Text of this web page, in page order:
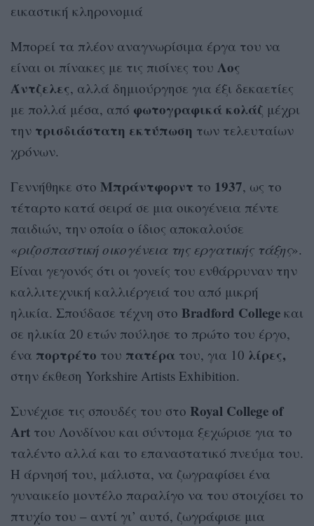
εικαστική κληρονομιά
Μπορεί τα πλέον αναγνωρίσιμα έργα του να
είναι οι πίνακες με τις πισίνες του Λος
Άντζελες, αλλά δημιούργησε για έξι δεκαετίες
με πολλά μέσα, από φωτογραφικά κολάζ μέχρι
την τρισδιάστατη εκτύπωση των τελευταίων
χρόνων.
Γεννήθηκε στο Μπράντφορντ το 1937, ως το
τέταρτο κατά σειρά σε μια οικογένεια πέντε
παιδιών, την οποία ο ίδιος αποκαλούσε
«ριζοσπαστική οικογένεια της εργατικής τάξης».
Είναι γεγονός ότι οι γονείς του ενθάρρυναν την
καλλιτεχνική καλλιέργειά του από μικρή
ηλικία. Σπούδασε τέχνη στο Bradford College και
σε ηλικία 20 ετών πούλησε το πρώτο του έργο,
ένα πορτρέτο του πατέρα του, για 10 λίρες,
στην έκθεση Yorkshire Artists Exhibition.
Συνέχισε τις σπουδές του στο Royal College of
Art του Λονδίνου και σύντομα ξεχώρισε για το
ταλέντο αλλά και το επαναστατικό πνεύμα του.
Η άρνησή του, μάλιστα, να ζωγραφίσει ένα
γυναικείο μοντέλο παραλίγο να του στοιχίσει το
πτυχίο του – αντί γι’ αυτό, ζωγράφισε μια